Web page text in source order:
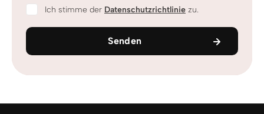
Ich stimme der Datenschutzrichtlinie zu.
Senden